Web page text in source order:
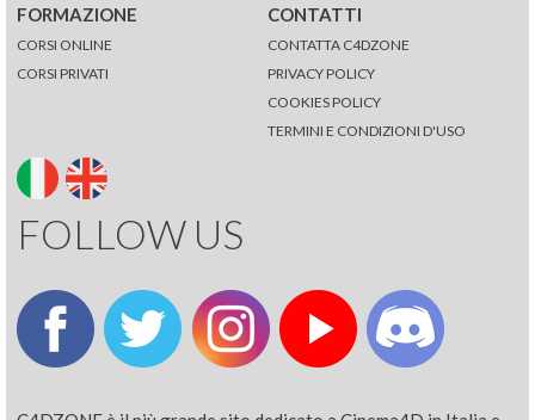
FORMAZIONE
CORSI ONLINE
CORSI PRIVATI
CONTATTI
CONTATTA C4DZONE
PRIVACY POLICY
COOKIES POLICY
TERMINI E CONDIZIONI D'USO
FOLLOW US